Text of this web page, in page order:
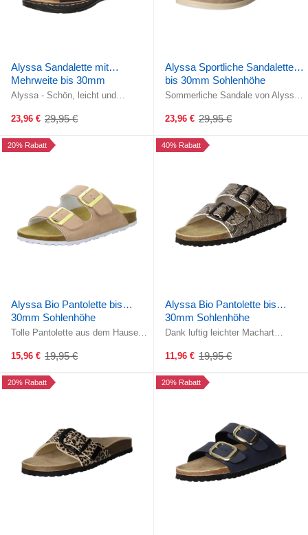
Alyssa Sandalette mit
Mehrweite bis 30mm
Sohlenhöhe
Alyssa - Schön, leicht und
einen komfortablen Ein- und
Ausstieg ...
23,96 €
Old
29,95 €
Alyssa Sportliche Sandalette
bis 30mm Sohlenhöhe
Sommerliche Sandale von Alyssa!
eine optimale Anpassung an ...
23,96 €
Old
29,95 €
20% Rabatt
Alyssa Bio Pantolette bis
30mm Sohlenhöhe
Tolle Pantolette aus dem Hause
über dem Rist ermöglichen ein ...
15,96 €
Old
19,95 €
40% Rabatt
Alyssa Bio Pantolette bis
30mm Sohlenhöhe
Dank luftig leichter Machart
verstellbare Riemen über dem Rist
11,96 €
Old
19,95 €
20% Rabatt 20% Rabatt